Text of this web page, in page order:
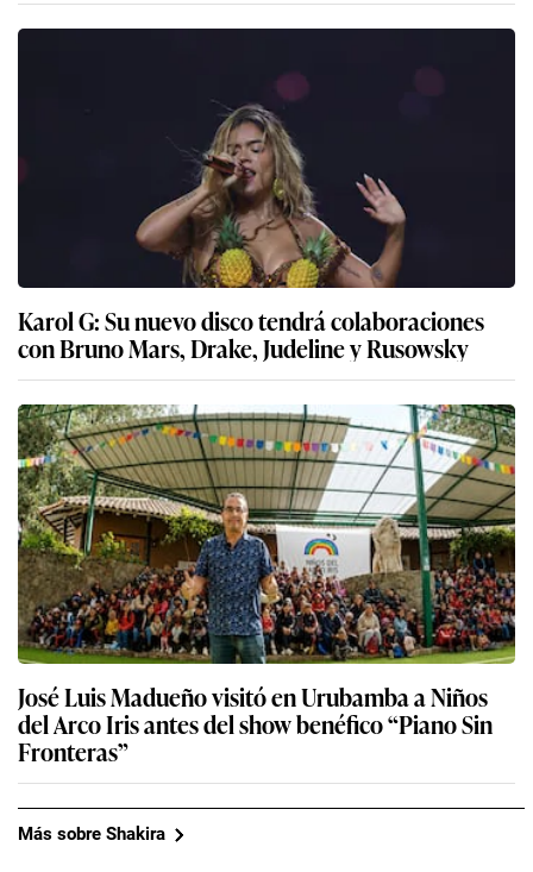
Karol G: Su nuevo disco tendrá colaboraciones
con Bruno Mars, Drake, Judeline y Rusowsky
José Luis Madueño visitó en Urubamba a Niños
del Arco Iris antes del show benéfico “Piano Sin
Fronteras”
Más sobre Shakira